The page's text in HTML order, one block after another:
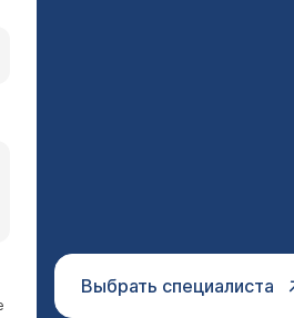
Выбрать специалиста